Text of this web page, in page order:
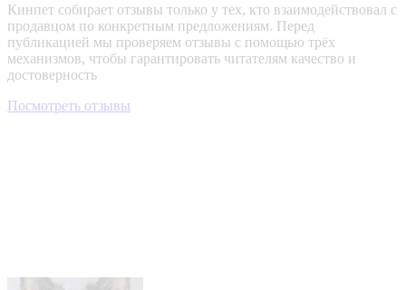
Кинпет собирает отзывы только у тех, кто взаимодействовал с
продавцом по конкретным предложениям. Перед
публикацией мы проверяем отзывы с помощью трёх
механизмов, чтобы гарантировать читателям качество и
достоверность
Посмотреть отзывы